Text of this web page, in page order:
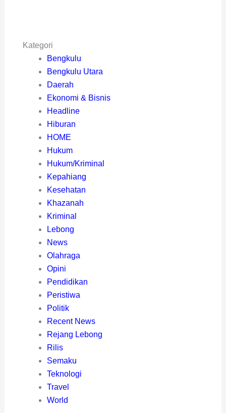
Kategori
Bengkulu
Bengkulu Utara
Daerah
Ekonomi & Bisnis
Headline
Hiburan
HOME
Hukum
Hukum/Kriminal
Kepahiang
Kesehatan
Khazanah
Kriminal
Lebong
News
Olahraga
Opini
Pendidikan
Peristiwa
Politik
Recent News
Rejang Lebong
Rilis
Semaku
Teknologi
Travel
World